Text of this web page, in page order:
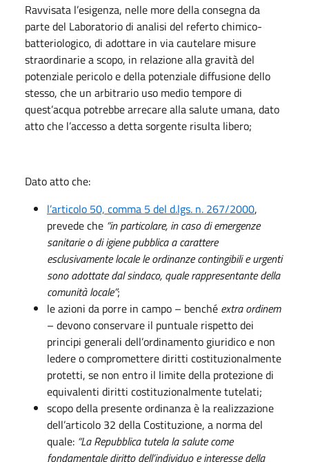
Ravvisata l’esigenza, nelle more della consegna da
parte del Laboratorio di analisi del referto chimico-
batteriologico, di adottare in via cautelare misure
straordinarie a scopo, in relazione alla gravità del
potenziale pericolo e della potenziale diffusione dello
stesso, che un arbitrario uso medio tempore di
quest’acqua potrebbe arrecare alla salute umana, dato
atto che l’accesso a detta sorgente risulta libero;
Dato atto che:
l’articolo 50, comma 5 del d.lgs. n. 267/2000,
prevede che “in particolare, in caso di emergenze
sanitarie o di igiene pubblica a carattere
esclusivamente locale le ordinanze contingibili e urgenti
sono adottate dal sindaco, quale rappresentante della
comunità locale”;
le azioni da porre in campo – benché extra ordinem
– devono conservare il puntuale rispetto dei
principi generali dell’ordinamento giuridico e non
ledere o compromettere diritti costituzionalmente
protetti, se non entro il limite della protezione di
equivalenti diritti costituzionalmente tutelati;
scopo della presente ordinanza è la realizzazione
dell’articolo 32 della Costituzione, a norma del
quale: “La Repubblica tutela la salute come
fondamentale diritto dell’individuo e interesse della